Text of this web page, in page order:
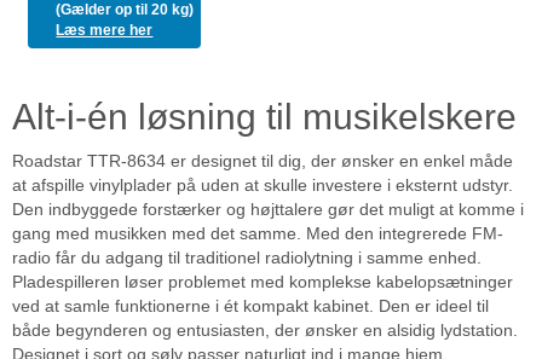
(Gælder op til 20 kg)
Læs mere her
Alt-i-én løsning til musikelskere
Roadstar TTR-8634 er designet til dig, der ønsker en enkel måde
at afspille vinylplader på uden at skulle investere i eksternt udstyr.
Den indbyggede forstærker og højttalere gør det muligt at komme i
gang med musikken med det samme. Med den integrerede FM-
radio får du adgang til traditionel radiolytning i samme enhed.
Pladespilleren løser problemet med komplekse kabelopsætninger
ved at samle funktionerne i ét kompakt kabinet. Den er ideel til
både begynderen og entusiasten, der ønsker en alsidig lydstation.
Designet i sort og sølv passer naturligt ind i mange hjem.